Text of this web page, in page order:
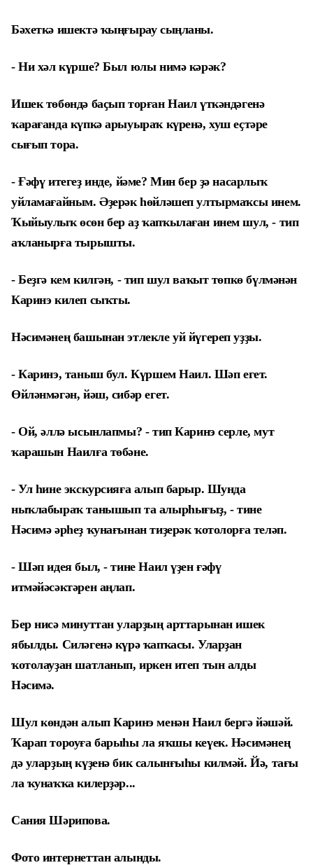
Бәхеткә ишектә ҡыңғырау сыңланы.
- Ни хәл күрше? Был юлы нимә кәрәк?
Ишек төбөндә баҫып торған Наил үткәндәгенә
ҡарағанда күпкә арыуыраҡ күренә, хуш еҫтәре
сығып тора.
- Ғәфү итегеҙ инде, йәме? Мин бер ҙә насарлыҡ
уйламағайным. Әҙерәк һөйләшеп ултырмаҡсы инем.
Ҡыйыулыҡ өсөн бер аҙ ҡапҡылаған инем шул, - тип
аҡланырға тырышты.
- Беҙгә кем килгән, - тип шул ваҡыт төпкө бүлмәнән
Каринэ килеп сыҡты.
Нәсимәнең башынан этлекле уй йүгереп уҙҙы.
- Каринэ, таныш бул. Күршем Наил. Шәп егет.
Өйләнмәгән, йәш, сибәр егет.
- Ой, әллә ысынлапмы? - тип Каринэ серле, мут
ҡарашын Наилға төбәне.
- Ул һине экскурсияға алып барыр. Шунда
ныҡлабыраҡ танышып та алырһығыҙ, - тине
Нәсимә әрһеҙ ҡунағынан тиҙерәк ҡотолорға теләп.
- Шәп идея был, - тине Наил үҙен ғәфү
итмәйәсәктәрен аңлап.
Бер нисә минуттан уларҙың арттарынан ишек
ябылды. Силәгенә күрә ҡапҡасы. Уларҙан
ҡотолауҙан шатланып, иркен итеп тын алды
Нәсимә.
Шул көндән алып Каринэ менән Наил бергә йәшәй.
Ҡарап тороуға барыһы ла яҡшы кеүек. Нәсимәнең
дә уларҙың күҙенә бик салынғыһы килмәй. Йә, тағы
ла ҡунаҡҡа килерҙәр...
Сания Шәрипова.
Фото интернеттан алынды.